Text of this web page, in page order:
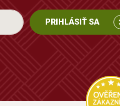
PRIHLÁSIŤ SA